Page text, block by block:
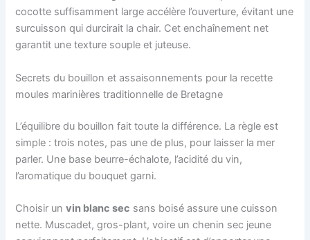
cocotte suffisamment large accélère l’ouverture, évitant une
surcuisson qui durcirait la chair. Cet enchaînement net
garantit une texture souple et juteuse.
Secrets du bouillon et assaisonnements pour la recette
moules marinières traditionnelle de Bretagne
L’équilibre du bouillon fait toute la différence. La règle est
simple : trois notes, pas une de plus, pour laisser la mer
parler. Une base beurre-échalote, l’acidité du vin,
l’aromatique du bouquet garni.
Choisir unvin blanc sec sans boisé assure une cuisson
nette. Muscadet, gros-plant, voire un chenin sec jeune